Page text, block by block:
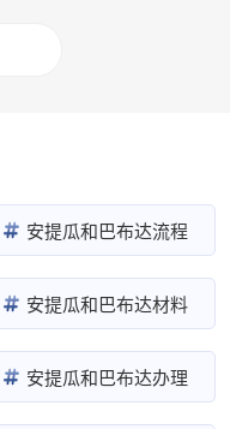
安提瓜和巴布达流程
安提瓜和巴布达材料
安提瓜和巴布达办理